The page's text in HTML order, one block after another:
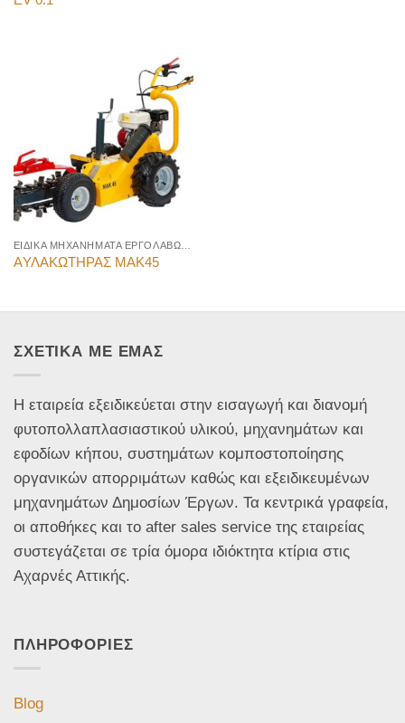
AΥΛΑΚΩΤΗΡΑΣ MAK45
ΣΧΕΤΙΚΑ ΜΕ ΕΜΑΣ
Η εταιρεία εξειδικεύεται στην εισαγωγή και διανομή
φυτοπολλαπλασιαστικού υλικού, μηχανημάτων και
εφοδίων κήπου, συστημάτων κομποστοποίησης
οργανικών απορριμάτων καθώς και εξειδικευμένων
μηχανημάτων Δημοσίων Έργων. Τα κεντρικά γραφεία,
οι αποθήκες και το after sales service της εταιρείας
συστεγάζεται σε τρία όμορα ιδιόκτητα κτίρια στις
Αχαρνές Αττικής.
ΠΛΗΡΟΦΟΡΙΕΣ
Blog